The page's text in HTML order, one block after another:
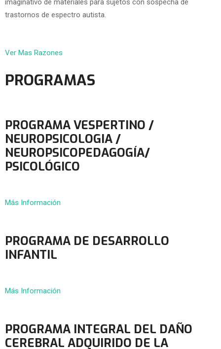
imaginativo de materiales para sujetos con sospecha de
trastornos de espectro autista.
Ver Mas Razones
PROGRAMAS
PROGRAMA VESPERTINO /
NEUROPSICOLOGIA /
NEUROPSICOPEDAGOGÍA/
PSICOLÓGICO
Más Información
PROGRAMA DE DESARROLLO
INFANTIL
Más Información
PROGRAMA INTEGRAL DEL DAÑO
CEREBRAL ADQUIRIDO DE LA